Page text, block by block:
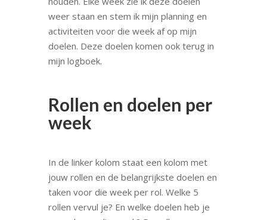
weer staan en stem ik mijn planning en
activiteiten voor die week af op mijn
doelen. Deze doelen komen ook terug in
mijn logboek.
Rollen en doelen per
week
In de linker kolom staat een kolom met
jouw rollen en de belangrijkste doelen en
taken voor die week per rol. Welke 5
rollen vervul je? En welke doelen heb je